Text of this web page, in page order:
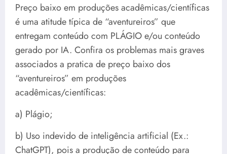
Preço baixo em produções acadêmicas/científicas
é uma atitude típica de “aventureiros” que
entregam conteúdo com PLÁGIO e/ou conteúdo
gerado por IA. Confira os problemas mais graves
associados a pratica de preço baixo dos
“aventureiros” em produções
acadêmicas/científicas:
a) Plágio;
b) Uso indevido de inteligência artificial (Ex.:
ChatGPT), pois a produção de conteúdo para